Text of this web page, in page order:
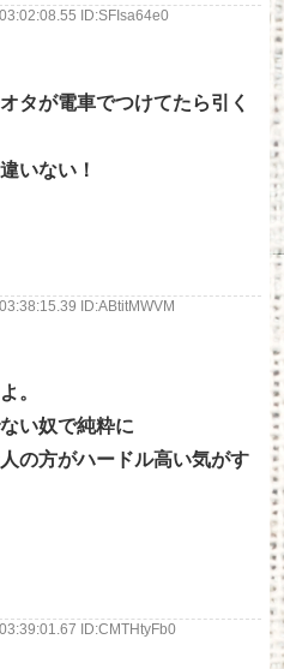
ID:SFIsa64e0
タが電車でつけてたら引く
いない！
ID:ABtitMWVM
。
い奴で純粋に
の方がハードル高い気がす
ID:CMTHtyFb0